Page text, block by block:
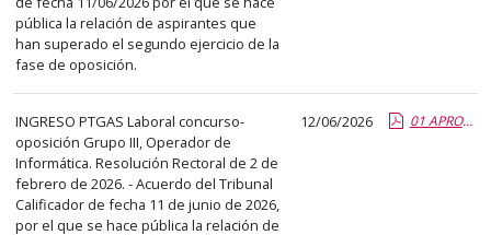
columna
el
título
del
anuncio,
en
la
segunda
pública la relación de aspirantes que
han superado el segundo ejercicio de la
fase de oposición.
INGRESO PTGAS Laboral concurso-
oposición Grupo III, Operador de
Informática. Resolución Rectoral de 2 de
febrero de 2026. - Acuerdo del Tribunal
Calificador de fecha 11 de junio de 2026,
por el que se hace pública la relación de
12/06/2026 01 APROB 1 EJER OPERA INF.report.pdf.pdf